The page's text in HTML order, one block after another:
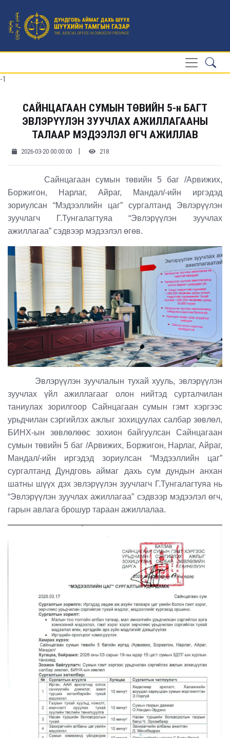
-1
САЙНЦАГААН СУМЫН ТӨВИЙН 5-н БАГТ
ЭВЛЭРҮҮЛЭН ЗУУЧЛАХ АЖИЛЛАГААНЫ
ТАЛААР МЭДЭЭЛЭЛ ӨГЧ АЖИЛЛАВ
2026-03-20 00:00:00 | 218
Сайнцагаан сумын төвийн 5 баг /Арвижих,
Боржигон, Нарлаг, Айраг, Мандал/-ийн иргэдэд
зориулсан “Мэдээллийн цаг” сургалтанд Эвлэрүүлэн
зуучлагч Г.Тунгалагтуяа “Эвлэрүүлэн зуучлах
ажиллагаа” сэдвээр мэдээлэл өгөв.
Эвлэрүүлэн зуучлалын тухай хууль, эвлэрүүлэн
зуучлах үйл ажиллагааг олон нийтэд сурталчилан
таниулах зорилгоор Сайнцагаан сумын гэмт хэргээс
урьдчилан сэргийлэх ажлыг зохицуулах салбар зөвлөл,
БИНХ-ын зөвлөлөөс зохион байгуулсан Сайнцагаан
сумын төвийн 5 баг /Арвижих, Боржигон, Нарлаг, Айраг,
Мандал/-ийн иргэдэд зориулсан “Мэдээллийн цаг”
сургалтанд Дундговь аймаг дахь сум дундын анхан
шатны шүүх дэх эвлэрүүлэн зуучлагч Г.Тунгалагтуяа нь
“Эвлэрүүлэн зуучлах ажиллагаа” сэдвээр мэдээлэл өгч,
гарын авлага брошур тараан ажиллалаа.